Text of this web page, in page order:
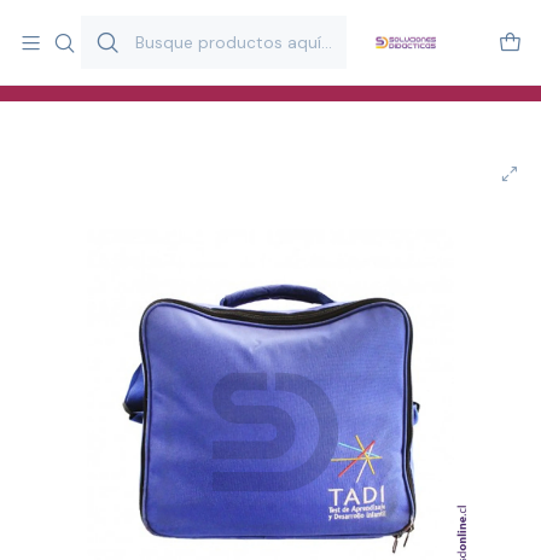
y estimulación infantil en Chile.
Especialistas en recursos educativos para aulas, terapeutas y